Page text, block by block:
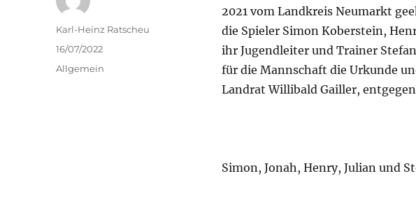
2021 vom Landkreis Neumarkt
die Spieler Simon Koberstein,
ihr Jugendleiter und Trainer
für die Mannschaft die Urkunde
Landrat Willibald Gailler,
Simon, Jonah, Henry, Julian und
Autor
Karl-Heinz Ratscheu
Veröffentlicht
am
16/07/2022
Kategorien
Allgemein